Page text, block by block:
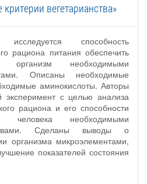
вегетарианства»
способность
рациона питания обеспечить
организм необходимыми
Описаны необходимые
аминокислоты. Авторы
эксперимент с целью анализа
рациона и его способности
человека необходимыми
Сделаны выводы о
организма микроэлементами,
показателей состояния